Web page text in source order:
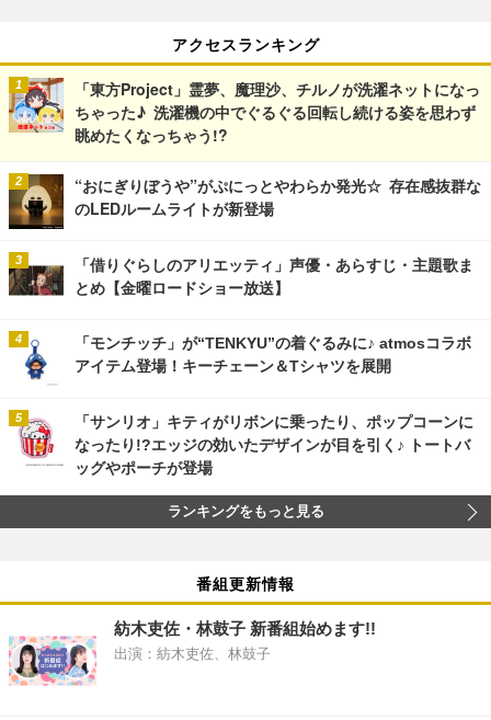
アクセスランキング
「東方Project」霊夢、魔理沙、チルノが洗濯ネットになっ
ちゃった♪ 洗濯機の中でぐるぐる回転し続ける姿を思わず
眺めたくなっちゃう!?
“おにぎりぼうや”がぷにっとやわらか発光☆ 存在感抜群な
のLEDルームライトが新登場
「借りぐらしのアリエッティ」声優・あらすじ・主題歌ま
とめ【金曜ロードショー放送】
「モンチッチ」が“TENKYU”の着ぐるみに♪ atmosコラボ
アイテム登場！キーチェーン＆Tシャツを展開
「サンリオ」キティがリボンに乗ったり、ポップコーンに
なったり!?エッジの効いたデザインが目を引く♪ トートバ
ッグやポーチが登場
ランキングをもっと見る
番組更新情報
紡木吏佐・林鼓子 新番組始めます!!
出演：紡木吏佐、林鼓子